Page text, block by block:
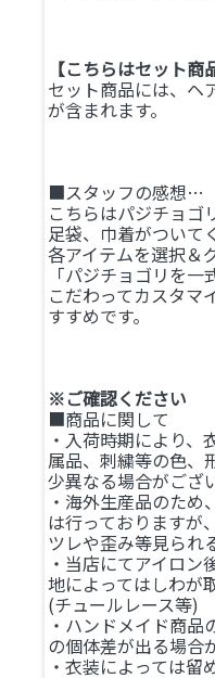
【こちらはセット商
セット商品には、ヘ
が含まれます。
■スタッフの感想…
こちらはパジチョゴ
足袋、巾着がついて
各アイテムを選択＆
「パジチョゴリを
こだわってカスタマ
すすめです。
※ご確認ください
■商品に関して
・入荷時期により
属品、刺繍等の色、
少異なる場合がござ
・海外生産品のた
は行っておりますが
ツレや歪み等見られ
・当店にてアイロ
地によってはしわが
(チュールレース等)
・ハンドメイド商
の個体差が出る場合
・衣装によっては